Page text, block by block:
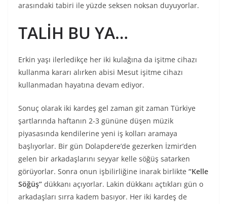
arasındaki tabiri ile yüzde seksen noksan duyuyorlar.
TALİH BU YA…
Erkin yaşı ilerledikçe her iki kulağına da işitme cihazı
kullanma kararı alırken abisi Mesut işitme cihazı
kullanmadan hayatına devam ediyor.
Sonuç olarak iki kardeş gel zaman git zaman Türkiye
şartlarında haftanın 2-3 gününe düşen müzik
piyasasında kendilerine yeni iş kolları aramaya
başlıyorlar. Bir gün Dolapdere’de gezerken İzmir’den
gelen bir arkadaşlarını seyyar kelle söğüş satarken
görüyorlar. Sonra onun işbilirliğine inarak birlikte “Kelle
Söğüş” dükkanı açıyorlar. Lakin dükkanı açtıkları gün o
arkadaşları sırra kadem basıyor. Her iki kardeş de